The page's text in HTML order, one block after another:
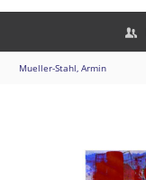
Mueller-Stahl, Armin